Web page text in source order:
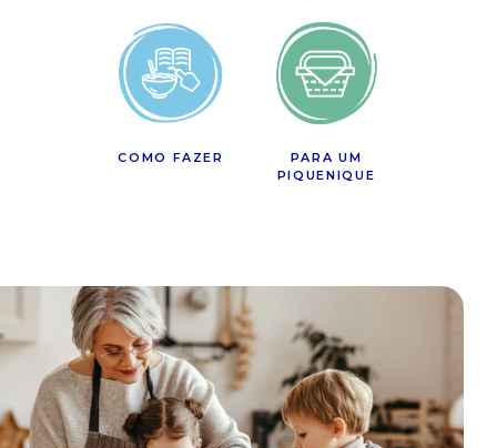
COMO FAZER
PARA UM
PIQUENIQUE